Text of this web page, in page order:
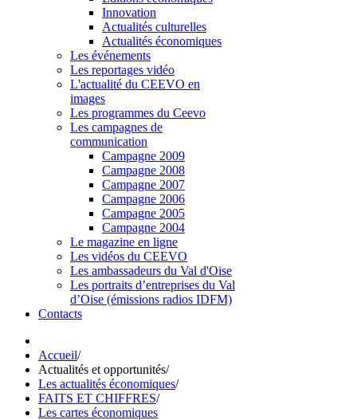
Innovation
Actualités culturelles
Actualités économiques
Les événements
Les reportages vidéo
L'actualité du CEEVO en
images
Les programmes du Ceevo
Les campagnes de
communication
Campagne 2009
Campagne 2008
Campagne 2007
Campagne 2006
Campagne 2005
Campagne 2004
Le magazine en ligne
Les vidéos du CEEVO
Les ambassadeurs du Val d'Oise
Les portraits d’entreprises du Val
d’Oise (émissions radios IDFM)
Contacts
Accueil/
Actualités et opportunités/
Les actualités économiques/
FAITS ET CHIFFRES/
Les cartes économiques